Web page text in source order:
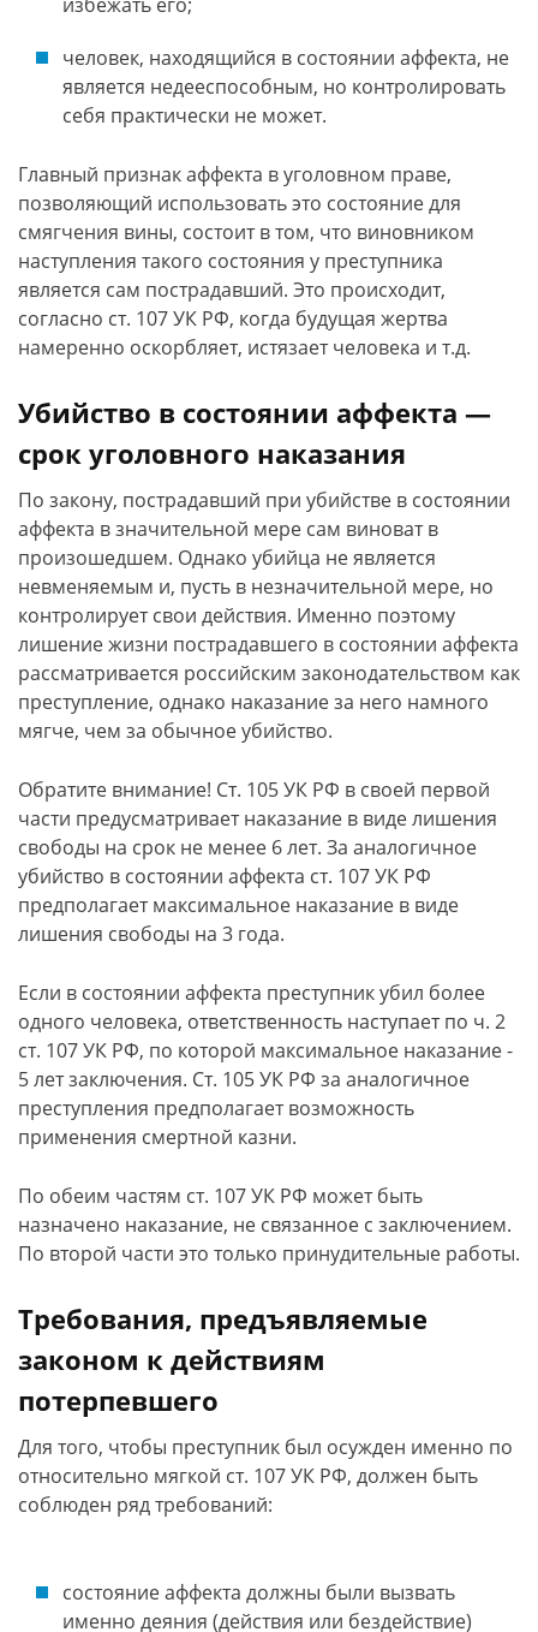
человек, находящийся в состоянии аффекта, не
является недееспособным, но контролировать
себя практически не может.
Главный признак аффекта в уголовном праве,
позволяющий использовать это состояние для
смягчения вины, состоит в том, что виновником
наступления такого состояния у преступника
является сам пострадавший. Это происходит,
согласно ст. 107 УК РФ, когда будущая жертва
намеренно оскорбляет, истязает человека и т.д.
Убийство в состоянии аффекта —
срок уголовного наказания
По закону, пострадавший при убийстве в состоянии
аффекта в значительной мере сам виноват в
произошедшем. Однако убийца не является
невменяемым и, пусть в незначительной мере, но
контролирует свои действия. Именно поэтому
лишение жизни пострадавшего в состоянии аффекта
рассматривается российским законодательством как
преступление, однако наказание за него намного
мягче, чем за обычное убийство.
Обратите внимание! Ст. 105 УК РФ в своей первой
части предусматривает наказание в виде лишения
свободы на срок не менее 6 лет. За аналогичное
убийство в состоянии аффекта ст. 107 УК РФ
предполагает максимальное наказание в виде
лишения свободы на 3 года.
Если в состоянии аффекта преступник убил более
одного человека, ответственность наступает по ч. 2
ст. 107 УК РФ, по которой максимальное наказание -
5 лет заключения. Ст. 105 УК РФ за аналогичное
преступления предполагает возможность
применения смертной казни.
По обеим частям ст. 107 УК РФ может быть
назначено наказание, не связанное с заключением.
По второй части это только принудительные работы.
Требования, предъявляемые
законом к действиям
потерпевшего
Для того, чтобы преступник был осужден именно по
относительно мягкой ст. 107 УК РФ, должен быть
соблюден ряд требований:
состояние аффекта должны были вызвать
именно деяния (действия или бездействие)